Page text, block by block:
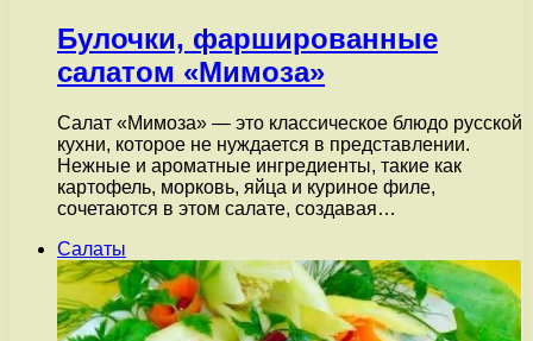
Булочки, фаршированные
салатом «Мимоза»
Салат «Мимоза» — это классическое блюдо русской
кухни, которое не нуждается в представлении.
Нежные и ароматные ингредиенты, такие как
картофель, морковь, яйца и куриное филе,
сочетаются в этом салате, создавая…
Салаты